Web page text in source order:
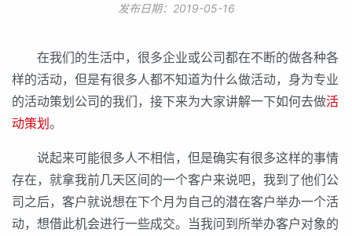
发布日期：2019-05-16
在我们的生活中，很多企业或公司都在不断的做各种各
样的活动，但是有很多人都不知道为什么做活动，身为专业
的活动策划公司的我们，接下来为大家讲解一下如何去做活
动策划 。
说起来可能很多人不相信，但是确实有很多这样的事情
存在，就拿我前几天区间的一个客户来说吧，我到了他们公
司之后，客户就说想在下个月为自己的潜在客户举办一个活
动，想借此机会进行一些成交。当我问到所举办客户对象的